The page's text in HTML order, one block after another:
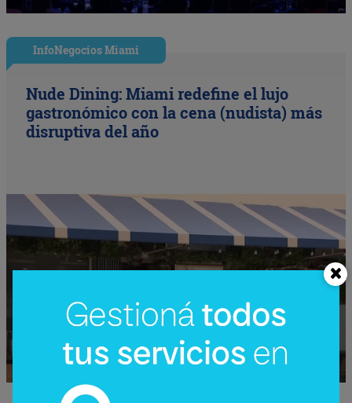
InfoNegocios Miami
Nude Dining: Miami redefine el lujo
gastronómico con la cena (nudista) más
disruptiva del año